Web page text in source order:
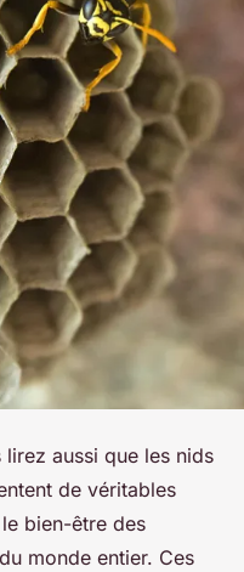
lirez aussi que les nids
de véritables
bien-être des
monde entier. Ces